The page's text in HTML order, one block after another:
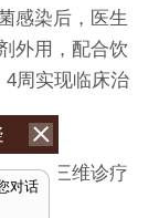
感染后，医生
外用，配合饮
4周实现临床治
构建三维诊疗
对话